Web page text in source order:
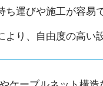
運びや施工が容易で
り、自由度の高い